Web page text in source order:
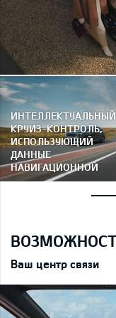
ИНТЕЛЛЕКТУАЛЬНЫЙ
КРУИЗ-КОНТРОЛЬ,
ИСПОЛЬЗУЮЩИЙ
ДАННЫЕ
НАВИГАЦИОННОЙ
СИСТЕМЫ NSCC
Ваш центр связи